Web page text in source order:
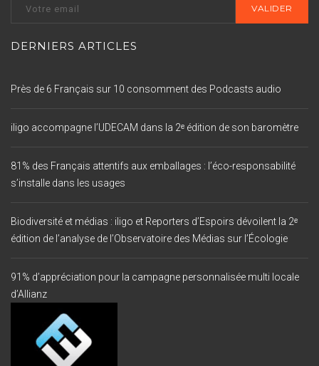
DERNIERS ARTICLES
Près de 6 Français sur 10 consomment des Podcasts audio
iligo accompagne l’UDECAM dans la 2ᵉ édition de son baromètre
81% des Français attentifs aux emballages : l’éco-responsabilité
s’installe dans les usages
Biodiversité et médias : iligo et Reporters d’Espoirs dévoilent la 2ᵉ
édition de l’analyse de l’Observatoire des Médias sur l’Écologie
91% d’appréciation pour la campagne personnalisée multi locale
d’Allianz